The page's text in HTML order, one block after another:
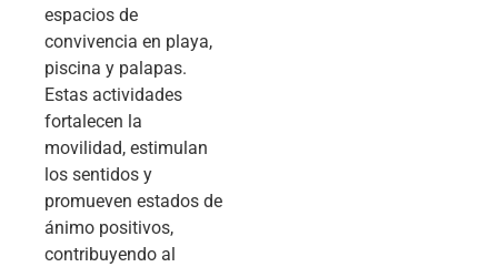
espacios de
convivencia en playa,
piscina y palapas.
Estas actividades
fortalecen la
movilidad, estimulan
los sentidos y
promueven estados de
ánimo positivos,
contribuyendo al